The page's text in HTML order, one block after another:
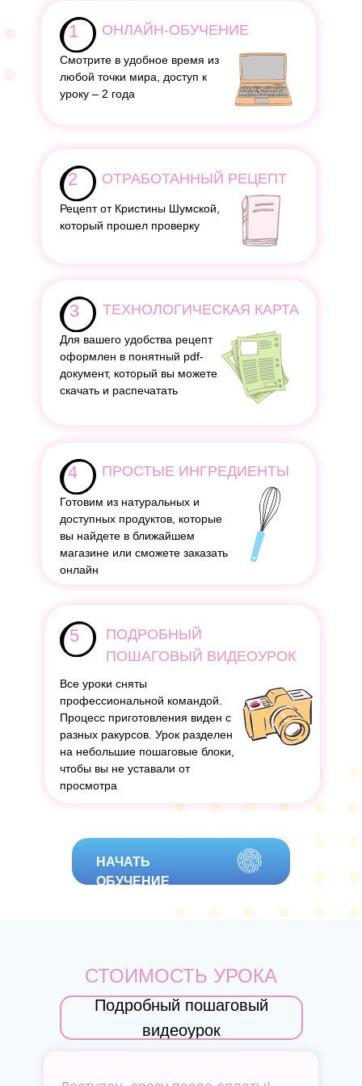
1 ОНЛАЙН-ОБУЧЕНИЕ
Смотрите в удобное время из
любой точки мира, доступ к
уроку – 2 года
2 ОТРАБОТАННЫЙ РЕЦЕПТ
Рецепт от Кристины Шумской,
который прошел проверку
3 ТЕХНОЛОГИЧЕСКАЯ КАРТА
Для вашего удобства рецепт
оформлен в понятный pdf-
документ, который вы можете
скачать и распечатать
4 ПРОСТЫЕ ИНГРЕДИЕНТЫ
Готовим из натуральных и
доступных продуктов, которые
вы найдете в ближайшем
магазине или сможете заказать
онлайн
5
ПОДРОБНЫЙ
ПОШАГОВЫЙ ВИДЕОУРОК
Все уроки сняты
профессиональной командой.
Процесс приготовления виден с
разных ракурсов. Урок разделен
на небольшие пошаговые блоки,
чтобы вы не уставали от
просмотра
НАЧАТЬ
ОБУЧЕНИЕ
Подробный пошаговый
видеоурок
СТОИМОСТЬ УРОКА